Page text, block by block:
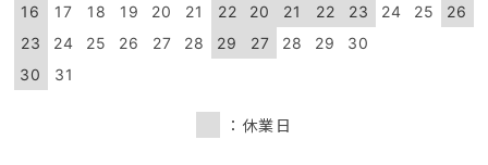
16
17 18 19 20 21
22
23
24 25 26 27 28
29
30
31
20
21 22 23 24 25
26
27
28 29 30
：休業日